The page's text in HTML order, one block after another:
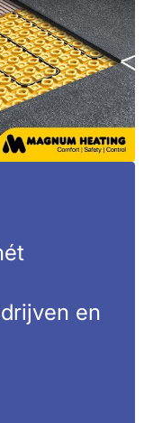
en